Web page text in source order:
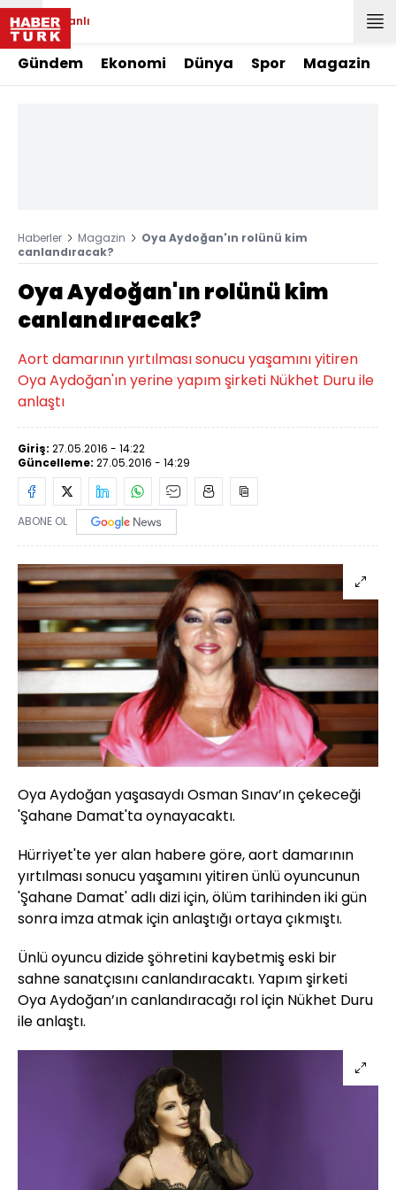
Canlı
Gündem Ekonomi Dünya Spor Magazin
Haberler Magazin
Oya Aydoğan'ın rolünü kim
canlandıracak?
Oya Aydoğan'ın rolünü kim
canlandıracak?
Aort damarının yırtılması sonucu yaşamını yitiren
Oya Aydoğan'ın yerine yapım şirketi Nükhet Duru ile
anlaştı
Giriş: 27.05.2016 - 14:22
Güncelleme: 27.05.2016 - 14:29
ABONE OL
Oya Aydoğan yaşasaydı Osman Sınav’ın çekeceği
'Şahane Damat'ta oynayacaktı.
Hürriyet'te yer alan habere göre, aort damarının
yırtılması sonucu yaşamını yitiren ünlü oyuncunun
'Şahane Damat' adlı dizi için, ölüm tarihinden iki gün
sonra imza atmak için anlaştığı ortaya çıkmıştı.
Ünlü oyuncu dizide şöhretini kaybetmiş eski bir
sahne sanatçısını canlandıracaktı. Yapım şirketi
Oya Aydoğan’ın canlandıracağı rol için Nükhet Duru
ile anlaştı.